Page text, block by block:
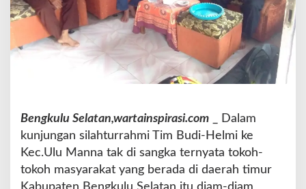
s
a
n
d
i
H
e
Bengkulu Selatan,wartainspirasi.com _ Dalam
kunjungan silahturrahmi Tim Budi-Helmi ke
Kec.Ulu Manna tak di sangka ternyata tokoh-
tokoh masyarakat yang berada di daerah timur